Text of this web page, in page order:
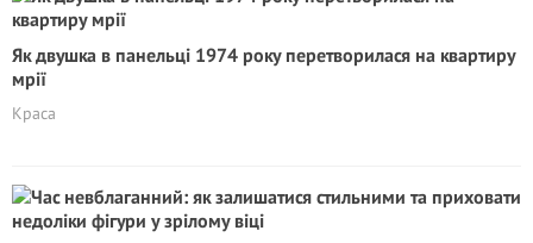
Як двушка в панельці 1974 року перетворилася на квартиру
мрії
Краса